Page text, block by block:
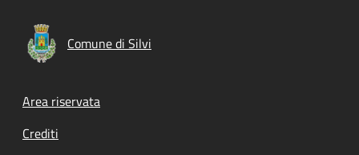
Comune di Silvi
Footer menu
Area riservata
Crediti